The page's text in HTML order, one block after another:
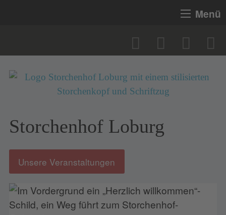
Menü
Storchenhof Loburg
Unsere Veranstaltungen